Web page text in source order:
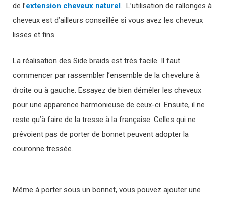
de l’extension cheveux naturel . L’utilisation de rallonges à
cheveux est d’ailleurs conseillée si vous avez les cheveux
lisses et fins.
La réalisation des Side braids est très facile. Il faut
commencer par rassembler l’ensemble de la chevelure à
droite ou à gauche. Essayez de bien démêler les cheveux
pour une apparence harmonieuse de ceux-ci. Ensuite, il ne
reste qu’à faire de la tresse à la française. Celles qui ne
prévoient pas de porter de bonnet peuvent adopter la
couronne tressée.
Même à porter sous un bonnet, vous pouvez ajouter une